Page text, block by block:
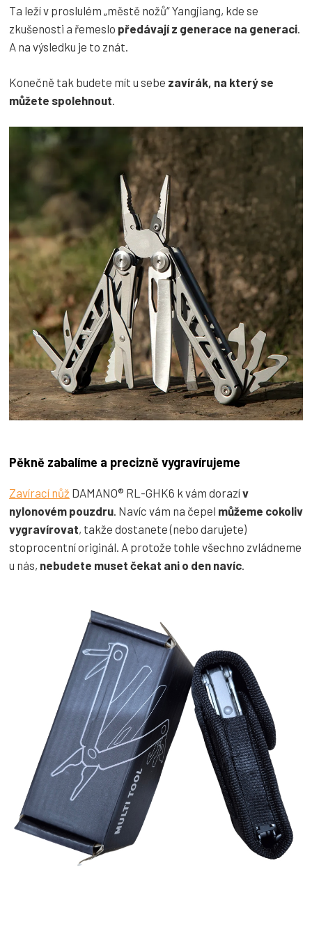
Ta leží v proslulém „městě nožů“ Yangjiang, kde se
zkušenosti a řemeslo předávají z generace na generaci
A na výsledku je to znát.
Konečně tak budete mít u sebe zavírák, na který se
můžete spolehnout
Pěkně zabalíme a precizně vygravírujeme
Zavírací nůž DAMANO® RL-GHK6 k vám dorazív
nylonovém pouzdru . Navíc vám na čepel můžeme cokoliv
vygravírovat, takže dostanete (nebo darujete)
stoprocentní originál. A protože tohle všechno zvládneme
u nás, nebudete muset čekat ani o den navíc